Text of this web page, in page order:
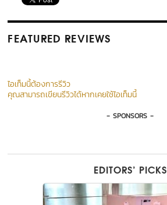
FEATURED REVIEWS
ไอเท็มนี้ต้องการรีวิว
คุณสามารถเขียนรีวิวได้หากเคยใช้ไอเท็มนี้
- SPONSORS -
EDITORS’ PICKS